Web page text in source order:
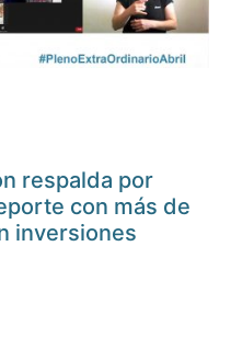
respalda por
con más de
inversiones